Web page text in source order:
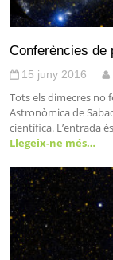
Conferències de
15 juny 2016
Tots els dimecres no
Astronòmica de
científica. L’entrada
Llegeix-ne més…